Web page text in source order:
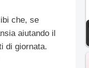
che, se
aiutando il
di giornata.